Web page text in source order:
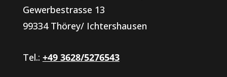
Gewerbestrasse 13
99334 Thörey/ Ichtershausen
Tel.: +49 3628/5276543